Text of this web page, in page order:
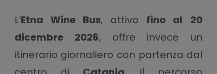
L’Etna Wine Bus, attivo fino al
20
dicembre 2026, offre invece un
itinerario giornaliero con partenza dal